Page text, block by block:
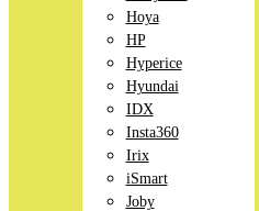
Hoya
HP
Hyperice
Hyundai
IDX
Insta360
Irix
iSmart
Joby